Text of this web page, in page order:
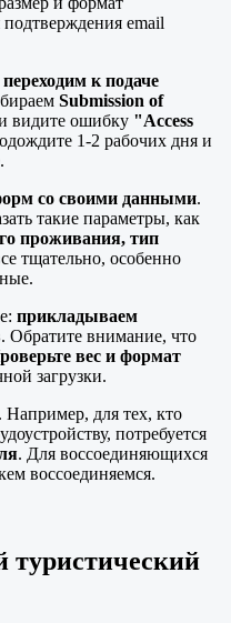
email
переходим к подаче
Submission of
видите ошибку "Access
1-2 рабочих дня и
со своими данными.
такие параметры, как
проживания, тип
тщательно, особенно
прикладываем
. Обратите внимание, что
вес и формат
загрузки.
для тех, кто
потребуется
. Для воссоединяющихся
воссоединяемся.